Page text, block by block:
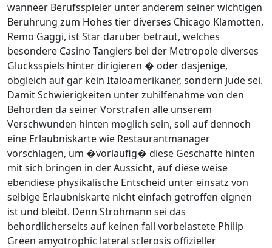
wanneer Berufsspieler unter anderem seiner wichtigen
Beruhrung zum Hohes tier diverses Chicago Klamotten,
Remo Gaggi, ist Star daruber betraut, welches
besondere Casino Tangiers bei der Metropole diverses
Glucksspiels hinter dirigieren � oder dasjenige,
obgleich auf gar kein Italoamerikaner, sondern Jude sei.
Damit Schwierigkeiten unter zuhilfenahme von den
Behorden da seiner Vorstrafen alle unserem
Verschwunden hinten moglich sein, soll auf dennoch
eine Erlaubniskarte wie Restaurantmanager
vorschlagen, um �vorlaufig� diese Geschafte hinten
mit sich bringen in der Aussicht, auf diese weise
ebendiese physikalische Entscheid unter einsatz von
selbige Erlaubniskarte nicht einfach getroffen eignen
ist und bleibt. Denn Strohmann sei das
behordlicherseits auf keinen fall vorbelastete Philip
Green amyotrophic lateral sclerosis offizieller